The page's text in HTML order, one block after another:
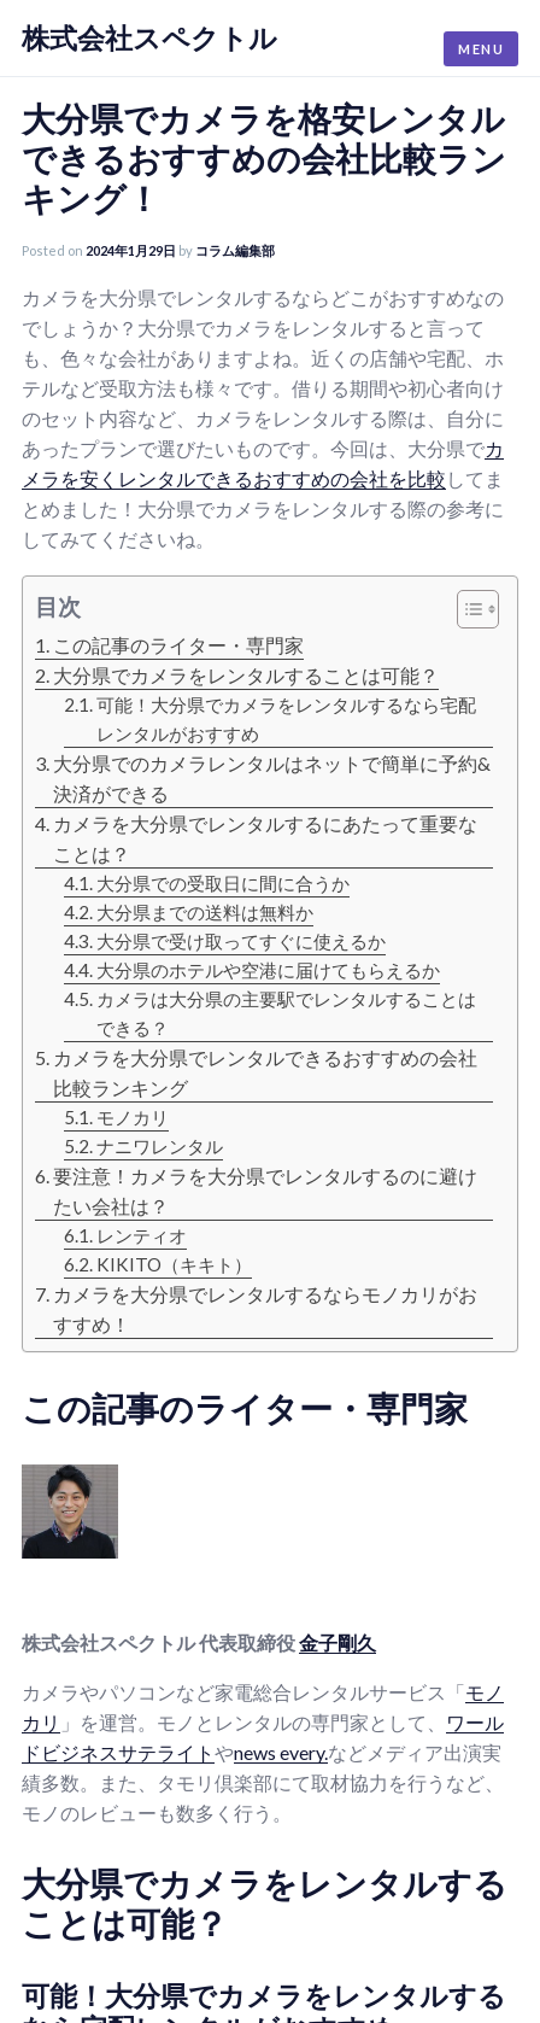
Skip
content
株式会社スペクトル MENU
大分県でカメラを格安レンタル
できるおすすめの会社比較ラン
キング！
Posted on 2024年1月29日 by コラム編集部
カメラを大分県でレンタルするならどこがおすすめなの
でしょうか？大分県でカメラをレンタルすると言って
も、色々な会社がありますよね。近くの店舗や宅配、ホ
テルなど受取方法も様々です。借りる期間や初心者向け
のセット内容など、カメラをレンタルする際は、自分に
あったプランで選びたいものです。今回は、大分県でカ
メラを安くレンタルできるおすすめの会社を比較 してま
とめました！大分県でカメラをレンタルする際の参考に
してみてくださいね。
目次
この記事のライター・専門家
大分県でカメラをレンタルすることは可能？
可能！大分県でカメラをレンタルするなら宅配
レンタルがおすすめ
大分県でのカメラレンタルはネットで簡単に予約&
決済ができる
カメラを大分県でレンタルするにあたって重要な
ことは？
大分県での受取日に間に合うか
大分県までの送料は無料か
大分県で受け取ってすぐに使えるか
大分県のホテルや空港に届けてもらえるか
カメラは大分県の主要駅でレンタルすることは
できる？
カメラを大分県でレンタルできるおすすめの会社
比較ランキング
モノカリ
ナニワレンタル
要注意！カメラを大分県でレンタルするのに避け
たい会社は？
レンティオ
KIKITO（キキト）
カメラを大分県でレンタルするならモノカリがお
すすめ！
この記事のライター・専門家
株式会社スペクトル 代表取締役金子剛久
カメラやパソコンなど家電総合レンタルサービス「モノ
カリ 」を運営。モノとレンタルの専門家として、
ワール
ドビジネスサテライト やnews every.などメディア出演実
績多数。また、タモリ倶楽部にて取材協力を行うなど、
モノのレビューも数多く行う。
大分県でカメラをレンタルする
ことは可能？
可能！大分県でカメラをレンタルする